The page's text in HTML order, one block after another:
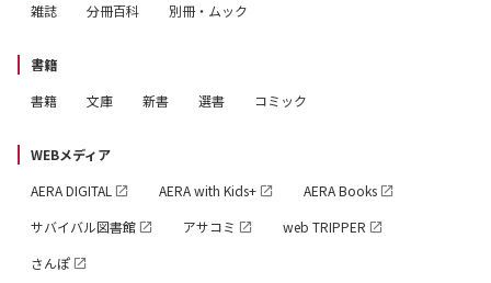
雑誌
分冊百科 別冊・ムック
書籍
書籍
文庫 新書 選書 コミック
WEBメディア
AERA DIGITAL
AERA with Kids+
AERA Books
サバイバル図書館
アサコミ
web TRIPPER
さんぽ